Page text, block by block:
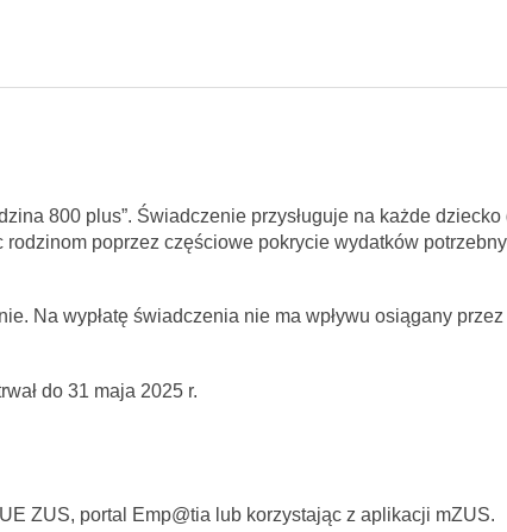
800 plus”. Świadczenie przysługuje na każde dziecko
poprzez częściowe pokrycie wydatków
Na wypłatę świadczenia nie ma wpływu osiągany przez
do 31 maja 2025 r.
ZUS, portal Emp@tia lub korzystając z aplikacji mZUS.